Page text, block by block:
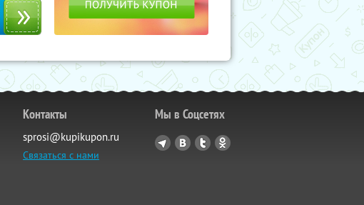
Контакты
sprosi@kupikupon.ru
Связаться с нами
Мы в Соцсетях